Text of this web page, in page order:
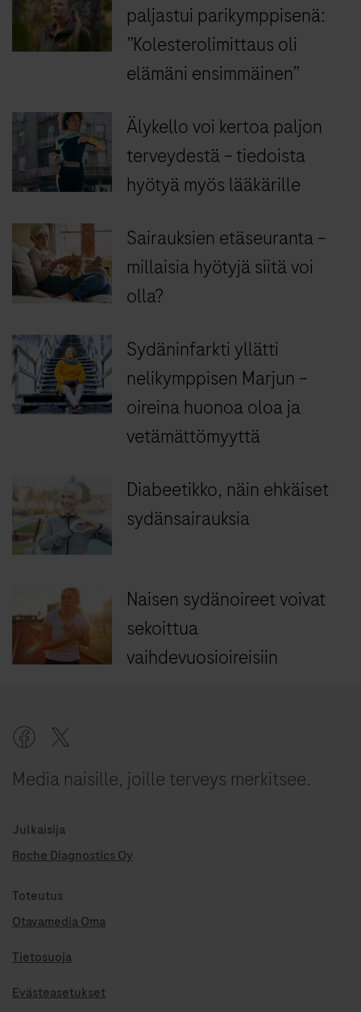
paljastui parikymppisenä:
”Kolesterolimittaus oli
elämäni ensimmäinen”
Älykello voi kertoa paljon
terveydestä – tiedoista
hyötyä myös lääkärille
Sairauksien etäseuranta –
millaisia hyötyjä siitä voi
olla?
Sydäninfarkti yllätti
nelikymppisen Marjun –
oireina huonoa oloa ja
vetämättömyyttä
Diabeetikko, näin ehkäiset
sydänsairauksia
Naisen sydänoireet voivat
sekoittua
vaihdevuosioireisiin
Media naisille, joille terveys merkitsee.
Julkaisija
Roche Diagnostics Oy
Toteutus
Otavamedia Oma
Tietosuoja
Evästeasetukset